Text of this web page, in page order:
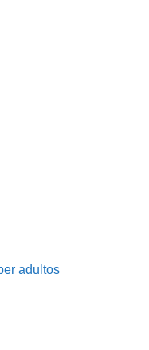
adultos